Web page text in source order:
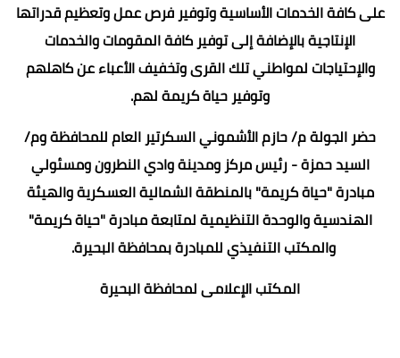
على كافة الخدمات الأساسية وتوفير فرص عمل وتعظيم قدراتها
الإنتاجية بالإضافة إلى توفير كافة المقومات والخدمات
والإحتياجات لمواطني تلك القرى وتخفيف الأعباء عن كاهلهم
وتوفير حياة كريمة لهم.
حضر الجولة م/ حازم الأشموني السكرتير العام للمحافظة وم/
السيد حمزة - رئيس مركز ومدينة وادي النطرون ومسئولي
مبادرة "حياة كريمة" بالمنطقة الشمالية العسكرية والهيئة
الهندسية والوحدة التنظيمية لمتابعة مبادرة "حياة كريمة"
والمكتب التنفيذي للمبادرة بمحافظة البحيرة.
المكتب الإعلامى لمحافظة البحيرة